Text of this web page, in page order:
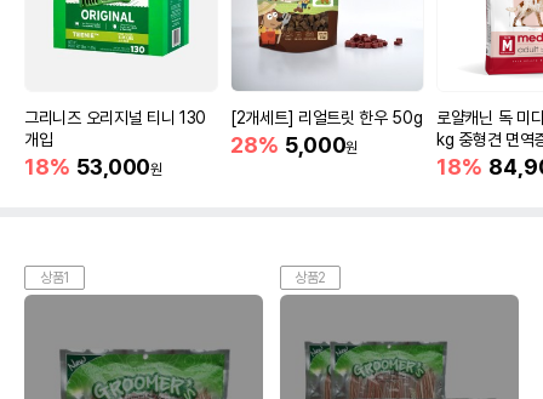
그리니즈 오리지널 티니 130
개입
18% 53,000원
[2개세트] 리얼트릿 한우 50g
28% 5,000원
로얄캐닌 독 미
kg 중형견 면역
18%
상품1 상품2